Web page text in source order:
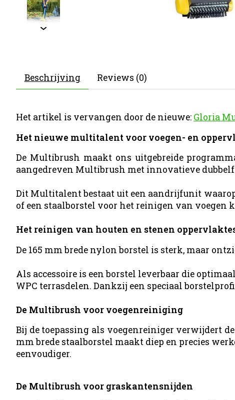
Beschrijving Reviews (0)
Het artikel is vervangen door de nieuwe: Gloria
Het nieuwe multitalent voor voegen- en
De Multibrush maakt ons uitgebreide
aangedreven Multibrush met innovatieve
Dit Multitalent bestaat uit een aandrijfunit
of een staalborstel voor het reinigen van voegen
Het reinigen van houten en stenen
De 165 mm brede nylon borstel is sterk, maar
Als accessoire is een borstel leverbaar die
WPC terrasdelen. Dankzij een speciaal
De Multibrush voor voegenreiniging
Bij de toepassing als voegenreiniger verwijdert
mm brede staalborstel maakt diep en precies
eenvoudiger.
De Multibrush voor graskantensnijden